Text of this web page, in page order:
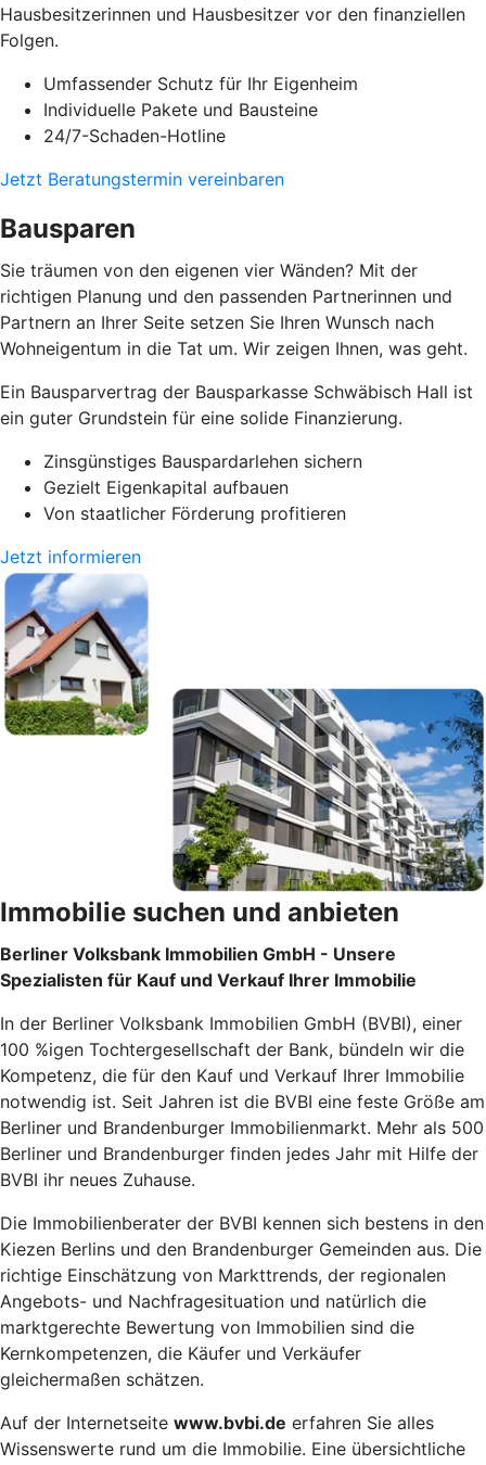
Hausbesitzerinnen und Hausbesitzer vor den finanziellen
Folgen.
Umfassender Schutz für Ihr Eigenheim
Individuelle Pakete und Bausteine
24/7-Schaden-Hotline
Jetzt Beratungstermin vereinbaren
Bausparen
Sie träumen von den eigenen vier Wänden? Mit der
richtigen Planung und den passenden Partnerinnen und
Partnern an Ihrer Seite setzen Sie Ihren Wunsch nach
Wohneigentum in die Tat um. Wir zeigen Ihnen, was geht.
Ein Bausparvertrag der Bausparkasse Schwäbisch Hall ist
ein guter Grundstein für eine solide Finanzierung.
Zinsgünstiges Bauspardarlehen sichern
Gezielt Eigenkapital aufbauen
Von staatlicher Förderung profitieren
Jetzt informieren
Immobilie suchen und anbieten
Berliner Volksbank Immobilien GmbH - Unsere
Spezialisten für Kauf und Verkauf Ihrer Immobilie
In der Berliner Volksbank Immobilien GmbH (BVBI), einer
100 %igen Tochtergesellschaft der Bank, bündeln wir die
Kompetenz, die für den Kauf und Verkauf Ihrer Immobilie
notwendig ist. Seit Jahren ist die BVBI eine feste Größe am
Berliner und Brandenburger Immobilienmarkt. Mehr als 500
Berliner und Brandenburger finden jedes Jahr mit Hilfe der
BVBI ihr neues Zuhause.
Die Immobilienberater der BVBI kennen sich bestens in den
Kiezen Berlins und den Brandenburger Gemeinden aus. Die
richtige Einschätzung von Markttrends, der regionalen
Angebots- und Nachfragesituation und natürlich die
marktgerechte Bewertung von Immobilien sind die
Kernkompetenzen, die Käufer und Verkäufer
gleichermaßen schätzen.
Auf der Internetseite www.bvbi.de erfahren Sie alles
Wissenswerte rund um die Immobilie. Eine übersichtliche